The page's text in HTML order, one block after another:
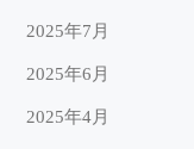
2025年7月
2025年6月
2025年4月